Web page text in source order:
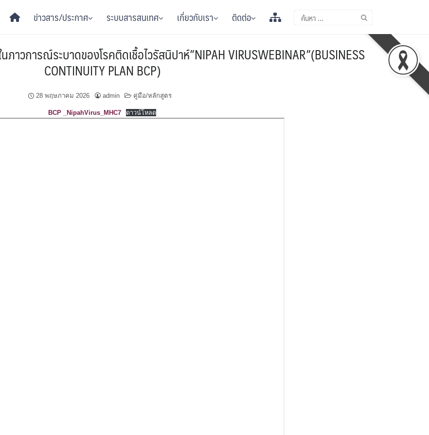
ข่าวสาร/ประกาศ ระบบสารสนเทศ เกี่ยวกับเรา ติดต่อ
าวการณ์ระบาดของโรคติดเชื้อไวรัสนิปาห์”NIPAH VIRUSWEBINAR”(BUSINESS
CONTINUITY PLAN BCP)
28 พฤษภาคม 2026 admin คู่มือ/หลักสูตร
BCP _NipahVirus_MHC7 ดาวน์โหลด